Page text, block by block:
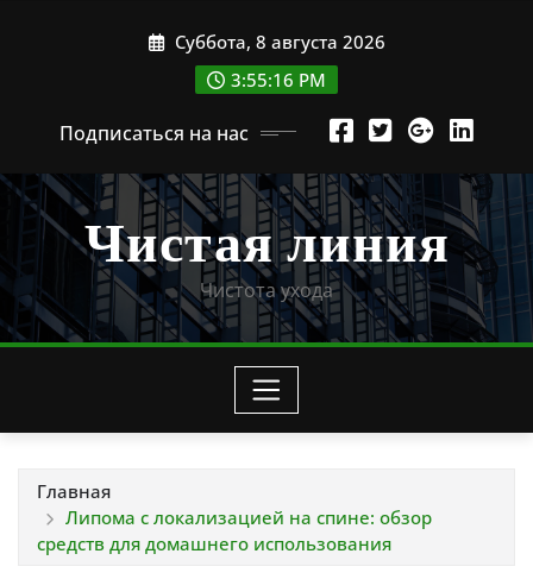
Суббота, 8 августа 2026
3:55:17 PM
Подписаться на нас
Чистая линия
Чистота ухода
Главная
Липома с локализацией на спине: обзор
средств для домашнего использования